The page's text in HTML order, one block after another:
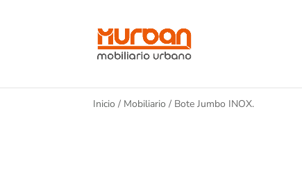
Inicio / Mobiliario / Bote Jumbo INOX.